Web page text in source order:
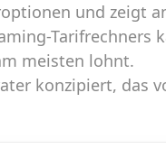
und zeigt
Tarifrechners
meisten lohnt.
konzipiert,